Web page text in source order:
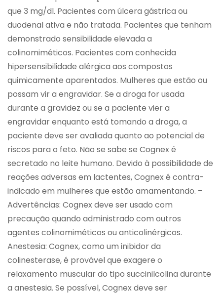
que 3 mg/dl. Pacientes com úlcera gástrica ou
duodenal ativa e não tratada. Pacientes que tenham
demonstrado sensibilidade elevada a
colinomiméticos. Pacientes com conhecida
hipersensibilidade alérgica aos compostos
quimicamente aparentados. Mulheres que estão ou
possam vir a engravidar. Se a droga for usada
durante a gravidez ou se a paciente vier a
engravidar enquanto está tomando a droga, a
paciente deve ser avaliada quanto ao potencial de
riscos para o feto. Não se sabe se Cognex é
secretado no leite humano. Devido à possibilidade de
reações adversas em lactentes, Cognex é contra-
indicado em mulheres que estão amamentando. –
Advertências: Cognex deve ser usado com
precaução quando administrado com outros
agentes colinomiméticos ou anticolinérgicos.
Anestesia: Cognex, como um inibidor da
colinesterase, é provável que exagere o
relaxamento muscular do tipo succinilcolina durante
a anestesia. Se possível, Cognex deve ser